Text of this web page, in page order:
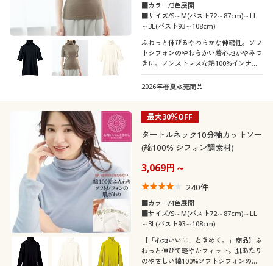
半袖
素材
コットン・綿100
スウェット
機能・特徴
える)
ストレッチ 吸汗速乾
旅行
テイスト
ベーシック
着用感
レギュラー ゆったり
20代 30代
40代 50代
シーズン
春
価格 ～ 円 絞込
■カラー/3色展開
■サイズ/S～M(バスト72～87cm)～LL
～3L(バスト93～108cm)
ふわっと伸びるやわらかな伸縮性。ソフ
トシフォンのやわらかい着心地がやみつ
きに。ノンストレスな綿100%インナ
ー、首元すっぽり、防寒や日焼け対策に
も便利なタートルネック5分袖タイプ
2026年春夏販売商品
最大30％OFF
タートルネック10分袖カットソー
(綿100% シフォン調素材)
3,069円～
240件
■カラー/4色展開
■サイズ/S～M(バスト72～87cm)～LL
～3L(バスト93～108cm)
【「心地いいに、ときめく。」商品】ふ
わっと伸びて軽やかフィット。肌あたり
のやさしい綿100%ソフトシフォンのタ